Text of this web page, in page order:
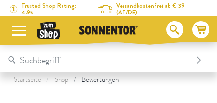
Direkt zum Inhalt
Zum Inhaltsverzeichnis
Direkt zum Menü
Trusted Shop Rating:
4.95
Versandkostenfrei ab € 39
(AT/DE)
Table Of Content
Bewertungen im SONNENTOR Onlineshop
Startseite Shop Bewertungen